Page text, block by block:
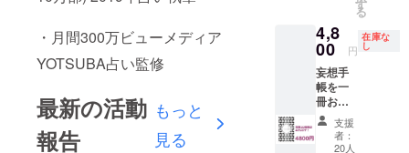
・月間300万ビューメディア
YOTSUBA占い監修
最新の活動
報告
もっと
見る
ト。
す
る
4,8
00 円
在庫な
し
妄想手
帳を一
冊お届
けしま
す。 定
価8000
支援
者：
20人